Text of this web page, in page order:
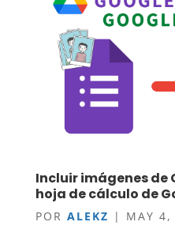
Incluir imágenes de
hoja de cálculo de
POR ALEKZ | MAY 4,